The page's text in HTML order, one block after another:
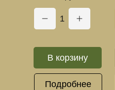
1
В корзину
Подробнее